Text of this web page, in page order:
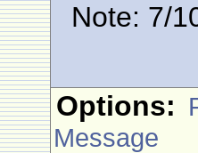
Note: 7/
Options:
Message